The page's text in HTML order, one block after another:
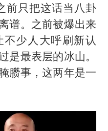
茅台部分直营店飞天茅台提价
将正面袭击贯穿浙江
应车内过夜被收150元
市回来了吗
市有序停课
前只把这话当八卦
谱。之前被爆出来
少人大呼刷新认
是最表层的冰山。
臜事，这两年是一